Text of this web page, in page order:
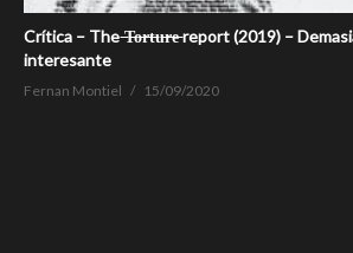
Crítica – The ̶T̶o̶r̶t̶u̶r̶e̶ report (2019) –
interesante
Fernan Montiel 15/09/2020